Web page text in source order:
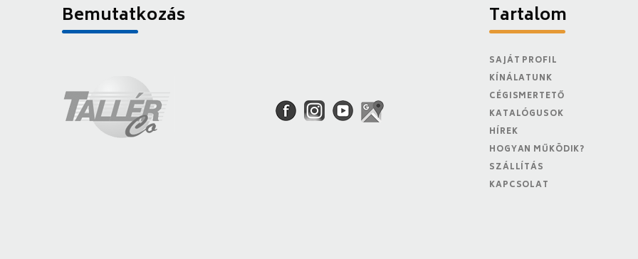
Bemutatkozás Tartalom
SAJÁT PROFIL
KÍNÁLATUNK
CÉGISMERTETŐ
KATALÓGUSOK
HÍREK
HOGYAN MŰKÖDIK?
SZÁLLÍTÁS
KAPCSOLAT